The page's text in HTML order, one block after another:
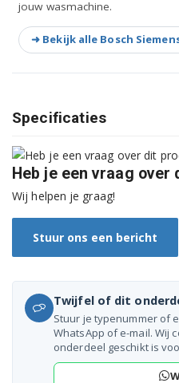
jouw wasmachine.
➜ Bekijk alle Bosch
Specificaties
Heb je een vraag over
Wij helpen je graag!
Stuur ons een bericht
Twijfel of dit
Stuur je typenummer of
WhatsApp of e-mail. Wij
onderdeel geschikt is